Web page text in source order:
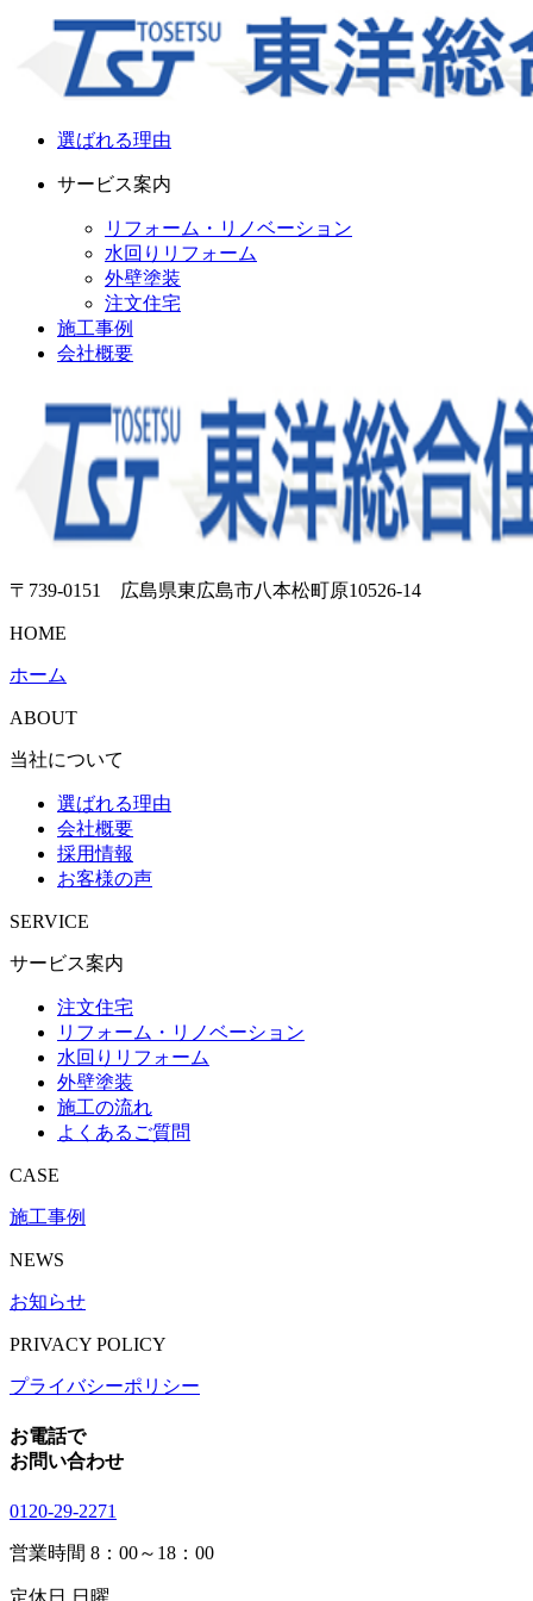
選ばれる理由
サービス案内
リフォーム・リノベーション
水回りリフォーム
外壁塗装
注文住宅
施工事例
会社概要
〒739-0151 広島県東広島市八本松町原10526-14
HOME
ホーム
ABOUT
当社について
選ばれる理由
会社概要
採用情報
お客様の声
SERVICE
サービス案内
注文住宅
リフォーム・リノベーション
水回りリフォーム
外壁塗装
施工の流れ
よくあるご質問
CASE
施工事例
NEWS
お知らせ
PRIVACY POLICY
プライバシーポリシー
お電話で
お問い合わせ
0120-29-2271
営業時間 8：00～18：00
定休日 日曜